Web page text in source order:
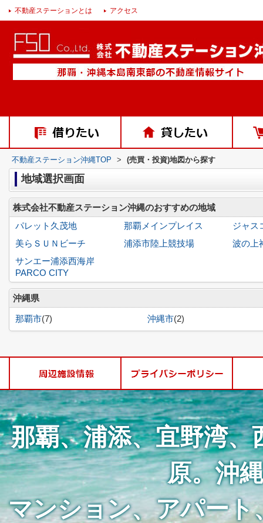
不動産ステーションとは アクセス
不動産ステーション沖縄TOP > (売買・投資)地図から探す
地域選択画面
株式会社不動産ステーション沖縄のおすすめの地域
パレット久茂地
那覇メインプレイス
ジャス
美らＳＵＮビーチ
浦添市陸上競技場
波の上
サンエー浦添西海岸
PARCO CITY
沖縄県
那覇市(7) 沖縄市(2)
那覇、浦添、宜野湾、
原。沖
マンション、アパート